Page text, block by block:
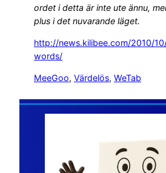
ordet i detta är inte ute ännu,
plus i det nuvarande läget.
http://news.kilibee.com/2010/
words/
MeeGoo, Värdelös, WeTab